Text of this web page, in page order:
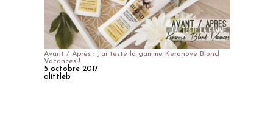
Avant / Après : J'ai testé la gamme Keranove Blond
Vacances !
5 octobre 2017
alittleb